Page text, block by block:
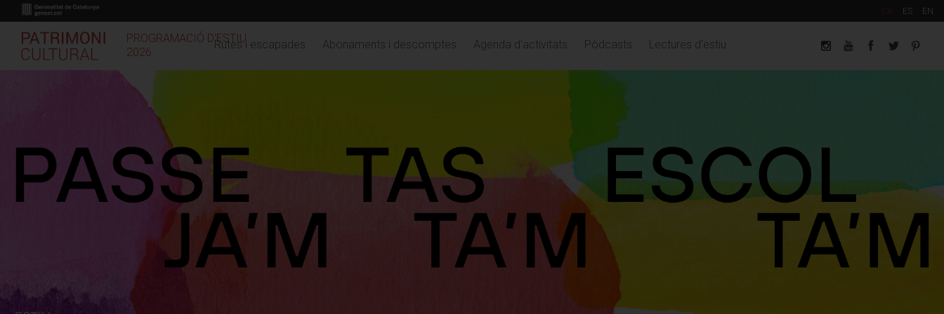
al
contingut
CA ES EN
PROGRAMACIÓ D'ESTIU
2026
Rutes i escapades Abonaments i descomptes Agenda d'activitats Pòdcasts Lectures d'estiu